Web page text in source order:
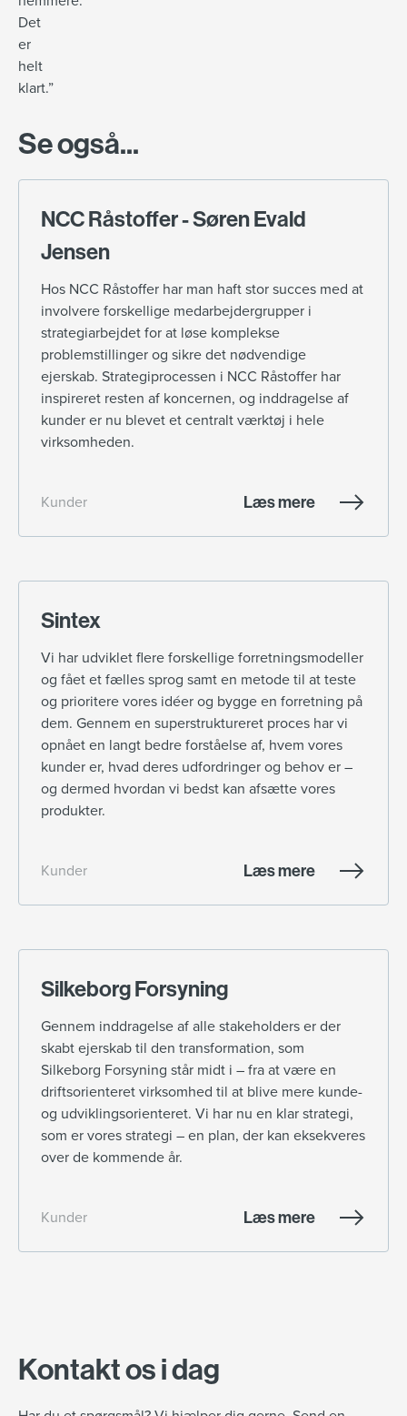
Det
er
helt
klart.”
Se også...
NCC Råstoffer - Søren Evald
Jensen
Hos NCC Råstoffer har man haft stor succes med at
involvere forskellige medarbejdergrupper i
strategiarbejdet for at løse komplekse
problemstillinger og sikre det nødvendige
ejerskab. Strategiprocessen i NCC Råstoffer har
inspireret resten af koncernen, og inddragelse af
kunder er nu blevet et centralt værktøj i hele
virksomheden.
Kunder Læs mere
Sintex
Vi har udviklet flere forskellige forretningsmodeller
og fået et fælles sprog samt en metode til at teste
og prioritere vores idéer og bygge en forretning på
dem. Gennem en superstruktureret proces har vi
opnået en langt bedre forståelse af, hvem vores
kunder er, hvad deres udfordringer og behov er –
og dermed hvordan vi bedst kan afsætte vores
produkter.
Kunder Læs mere
Silkeborg Forsyning
Gennem inddragelse af alle stakeholders er der
skabt ejerskab til den transformation, som
Silkeborg Forsyning står midt i – fra at være en
driftsorienteret virksomhed til at blive mere kunde-
og udviklingsorienteret. Vi har nu en klar strategi,
som er vores strategi – en plan, der kan eksekveres
over de kommende år.
Kunder Læs mere
Kontakt os i dag